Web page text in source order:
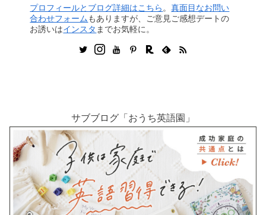
プロフィールとブログ詳細はこちら 。真面目なお問い
合わせフォームもありますが、ご意見ご感想デートの
お誘いはインスタ までお気軽に。
サブブログ「おうち英語園」